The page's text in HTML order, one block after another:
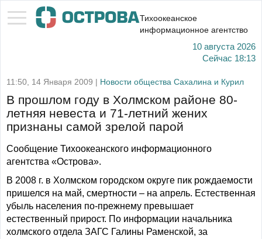
Тихоокеанское
информационное агентство
10 августа 2026
Сейчас 18:13
11:50, 14 Января 2009 | Новости общества Сахалина и Курил
В прошлом году в Холмском районе 80-
летняя невеста и 71-летний жених
признаны самой зрелой парой
Сообщение Тихоокеанского информационного
агентства «Острова».
В 2008 г. в Холмском городском округе пик рождаемости
пришелся на май, смертности – на апрель. Естественная
убыль населения по-прежнему превышает
естественный прирост. По информации начальника
холмского отдела ЗАГС Галины Раменской, за